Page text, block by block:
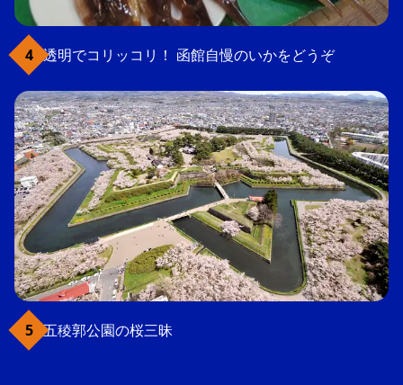
透明でコリッコリ！ 函館自慢のいかをどうぞ
五稜郭公園の桜三昧